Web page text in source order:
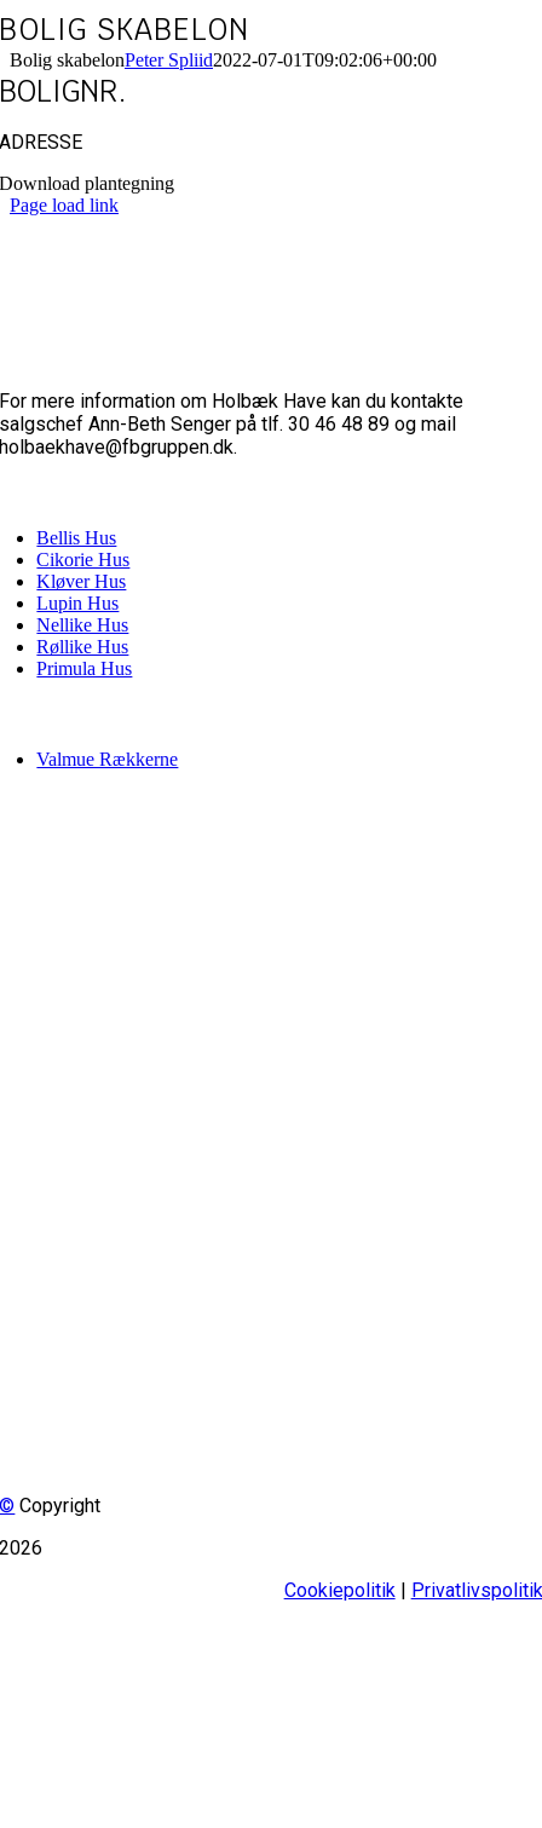
Skip
to
content
BOLIG SKABELON
Bolig skabelonPeter Spliid2022-07-01T09:02:06+00:00
BOLIGNR.
ADRESSE
Download plantegning
Page load link
For mere information om Holbæk Have kan du kontakte
salgschef Ann-Beth Senger på tlf. 30 46 48 89 og mail
holbaekhave@fbgruppen.dk.
Bellis Hus
Cikorie Hus
Kløver Hus
Lupin Hus
Nellike Hus
Røllike Hus
Primula Hus
Valmue Rækkerne
© Copyright
2026
Cookiepolitik| Privatlivspolitik